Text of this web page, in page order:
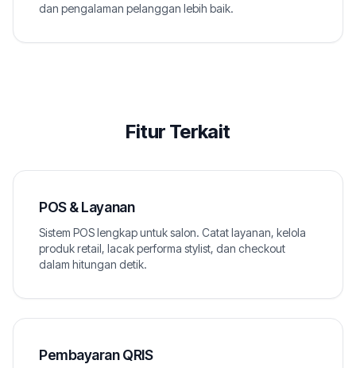
dan pengalaman pelanggan lebih baik.
Fitur Terkait
POS & Layanan
Sistem POS lengkap untuk salon. Catat layanan, kelola
produk retail, lacak performa stylist, dan checkout
dalam hitungan detik.
Pembayaran QRIS